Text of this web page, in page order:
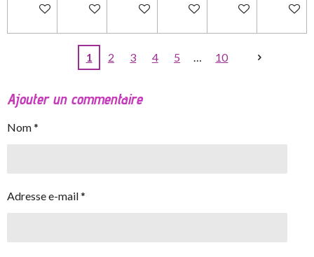
Ajouter au panierAjouter au panierAjouter au panierAjouter au panierAjouter au panier
Ajouter
1 2 3 4 5 10
Ajouter un commentaire
Nom *
Adresse e-mail *